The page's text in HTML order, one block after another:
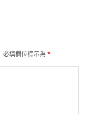
必填欄位標示為*